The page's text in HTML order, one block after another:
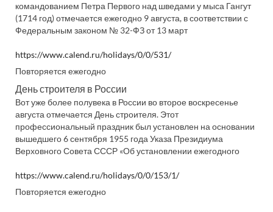
командованием Петра Первого над шведами у мыса Гангут
(1714 год) отмечается ежегодно 9 августа, в соответствии с
Федеральным законом № 32-ФЗ от 13 март
https://www.calend.ru/holidays/0/0/531/
Повторяется ежегодно
День строителя в России
Вот уже более полувека в России во второе воскресенье
августа отмечается День строителя. Этот
профессиональный праздник был установлен на основании
вышедшего 6 сентября 1955 года Указа Президиума
Верховного Совета СССР «Об установлении ежегодного
https://www.calend.ru/holidays/0/0/153/1/
Повторяется ежегодно